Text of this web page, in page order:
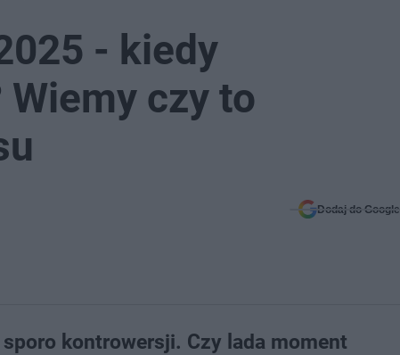
- kiedy
czy to
Dodaj do Google
kontrowersji. Czy lada moment